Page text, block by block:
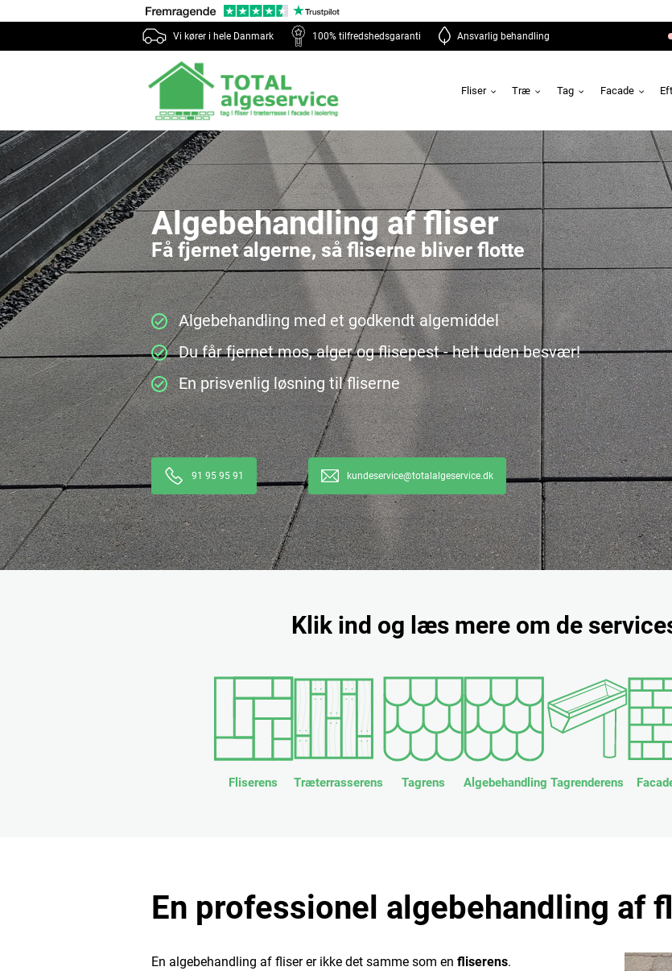
Vi kører i hele Danmark 100% tilfredshedsgaranti Ansvarlig behandling
Fliser Træ Tag Facade
Algebehandling af fliser
Få fjernet algerne, så fliserne bliver flotte
Algebehandling med et godkendt algemiddel
Du får fjernet mos, alger og flisepest - helt uden besvær!
En prisvenlig løsning til fliserne
91 95 95 91 kundeservice@totalalgeservice.dk
Klik ind og læs mere om de
Fliserens Træterrasserens Tagrens Algebehandling Tagrenderens
En professionel algebehandling af
En algebehandling af fliser er ikke det samme som en fliserens.